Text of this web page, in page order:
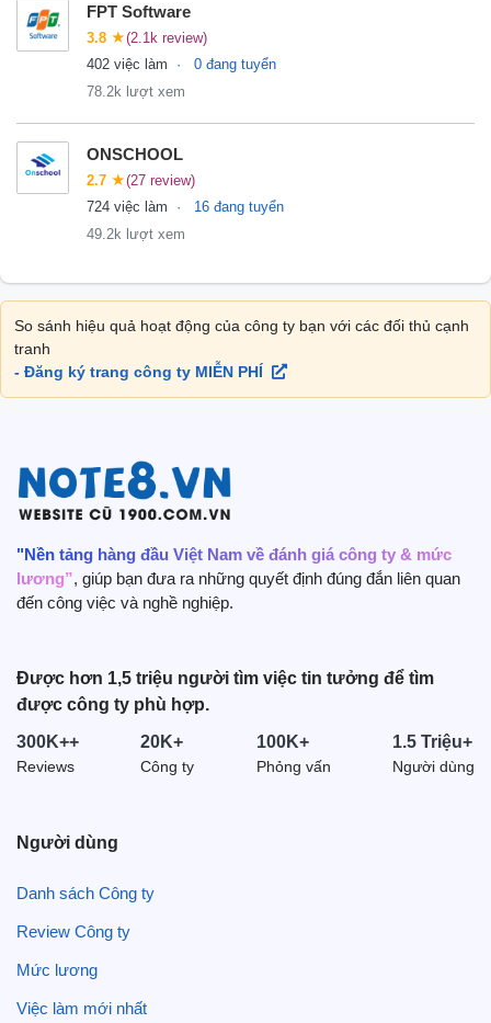
FPT Software
3.8 ★(2.1k review)
402 việc làm
0 đang tuyển
78.2k lượt xem
ONSCHOOL
2.7 ★(27 review)
724 việc làm
16 đang tuyển
49.2k lượt xem
So sánh hiệu quả hoạt động của công ty bạn với các đối thủ cạnh
tranh
- Đăng ký trang công ty MIỄN PHÍ
"Nền tảng hàng đầu Việt Nam về đánh giá công ty & mức
lương”, giúp bạn đưa ra những quyết định đúng đắn liên quan
đến công việc và nghề nghiệp.
Được hơn 1,5 triệu người tìm việc tin tưởng để tìm
được công ty phù hợp.
300K++
Reviews
20K+
Công ty
100K+
Phỏng vấn
1.5 Triệu+
Người dùng
Người dùng
Danh sách Công ty
Review Công ty
Mức lương
Việc làm mới nhất